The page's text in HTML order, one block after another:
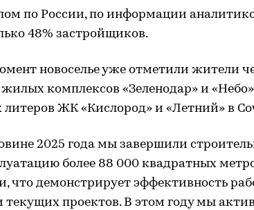
по России, по информации
48% застройщиков.
новоселье уже отметили жители
жилых комплексов «Зеленодар» и
ЖК «Кислород» и «Летний» в
2025 года мы завершили
более 88 000 квадратных
что демонстрирует эффективность
текущих проектов. В этом году мы